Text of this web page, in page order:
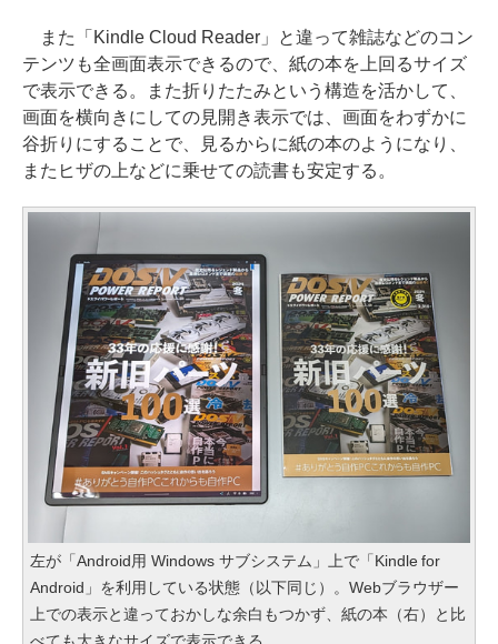
また「Kindle Cloud Reader」と違って雑誌などのコン
テンツも全画面表示できるので、紙の本を上回るサイズ
で表示できる。また折りたたみという構造を活かして、
画面を横向きにしての見開き表示では、画面をわずかに
谷折りにすることで、見るからに紙の本のようになり、
またヒザの上などに乗せての読書も安定する。
左が「Android用 Windows サブシステム」上で「Kindle for
Android」を利用している状態（以下同じ）。Webブラウザー
上での表示と違っておかしな余白もつかず、紙の本（右）と比